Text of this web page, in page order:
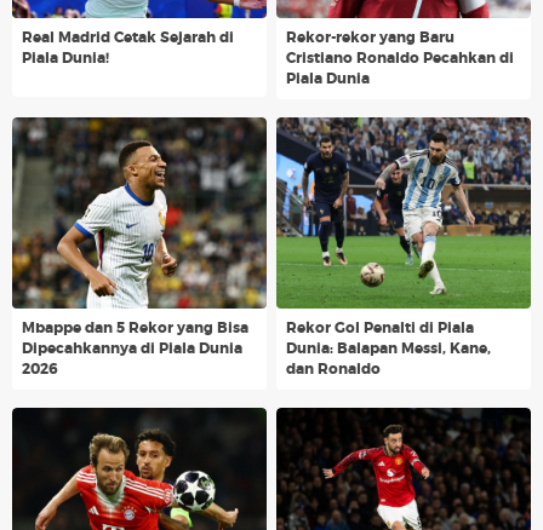
Real Madrid Cetak Sejarah di
Piala Dunia!
Rekor-rekor yang Baru
Cristiano Ronaldo Pecahkan di
Piala Dunia
Mbappe dan 5 Rekor yang Bisa
Dipecahkannya di Piala Dunia
2026
Rekor Gol Penalti di Piala
Dunia: Balapan Messi, Kane,
dan Ronaldo